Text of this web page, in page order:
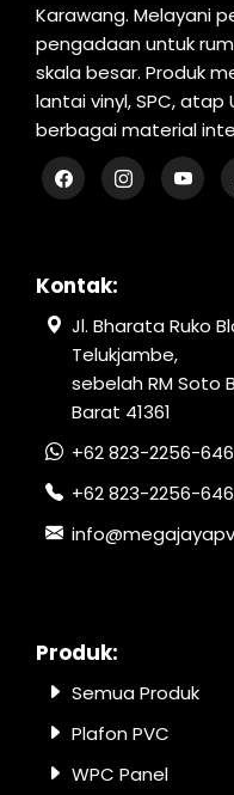
Karawang. Melayani
pengadaan untuk
skala besar. Produk
lantai vinyl, SPC, atap
berbagai material
Kontak:
Jl. Bharata Ruko
Telukjambe,
sebelah RM Soto
Barat 41361
+62 823-2256-
+62 823-2256-
Produk:
Semua Produk
Plafon PVC
WPC Panel